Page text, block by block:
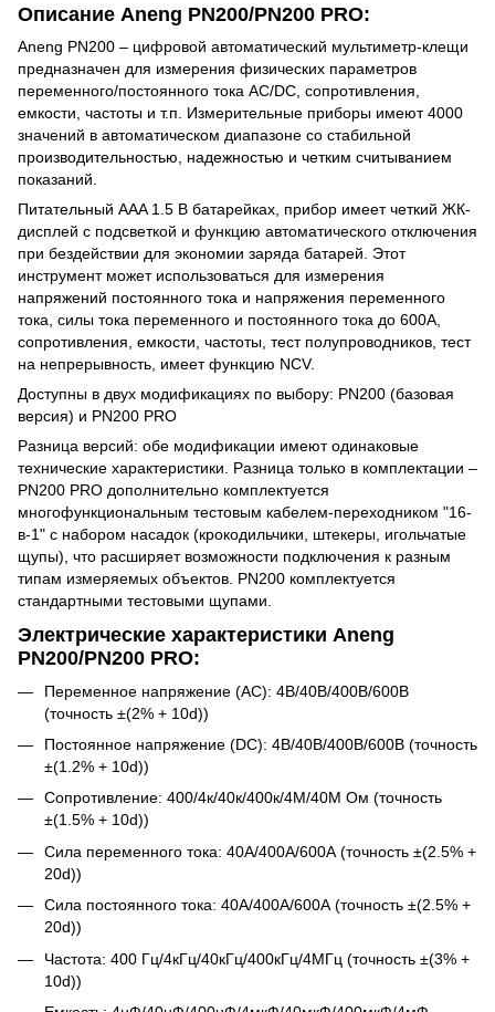
Описание Aneng PN200/PN200 PRO:
Aneng PN200 – цифровой автоматический мультиметр-клещи
предназначен для измерения физических параметров
переменного/постоянного тока AC/DC, сопротивления,
емкости, частоты и т.п. Измерительные приборы имеют 4000
значений в автоматическом диапазоне со стабильной
производительностью, надежностью и четким считыванием
показаний.
Питательный AAA 1.5 В батарейках, прибор имеет четкий ЖК-
дисплей с подсветкой и функцию автоматического отключения
при бездействии для экономии заряда батарей. Этот
инструмент может использоваться для измерения
напряжений постоянного тока и напряжения переменного
тока, силы тока переменного и постоянного тока до 600A,
сопротивления, емкости, частоты, тест полупроводников, тест
на непрерывность, имеет функцию NCV.
Доступны в двух модификациях по выбору: PN200 (базовая
версия) и PN200 PRO
Разница версий: обе модификации имеют одинаковые
технические характеристики. Разница только в комплектации –
PN200 PRO дополнительно комплектуется
многофункциональным тестовым кабелем-переходником "16-
в-1" с набором насадок (крокодильчики, штекеры, игольчатые
щупы), что расширяет возможности подключения к разным
типам измеряемых объектов. PN200 комплектуется
стандартными тестовыми щупами.
Электрические характеристики Aneng
PN200/PN200 PRO:
Переменное напряжение (AC): 4В/40В/400В/600В
(точность ±(2% + 10d))
Постоянное напряжение (DC): 4В/40В/400В/600В (точность
±(1.2% + 10d))
Сопротивление: 400/4к/40к/400к/4М/40М Ом (точность
±(1.5% + 10d))
Сила переменного тока: 40А/400А/600А (точность ±(2.5% +
20d))
Сила постоянного тока: 40А/400А/600А (точность ±(2.5% +
20d))
Частота: 400 Гц/4кГц/40кГц/400кГц/4МГц (точность ±(3% +
10d))